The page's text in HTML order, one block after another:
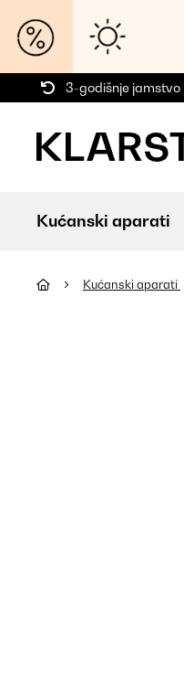
3-godišnje jamstvo
Kućanski aparati
Kućanski aparati